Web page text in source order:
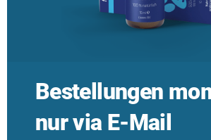
Mag. Christian Staffler
Eutighofer Str. 26
73525 Schwäbisch Gmünd
Bestellungen
nur via E-Mail